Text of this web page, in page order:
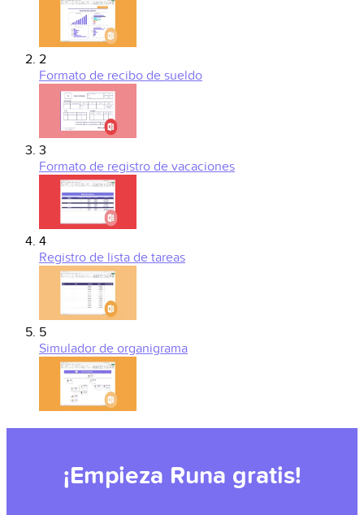
2
Formato de recibo de sueldo
3
Formato de registro de vacaciones
4
Registro de lista de tareas
5
Simulador de organigrama
¡Empieza Runa gratis!